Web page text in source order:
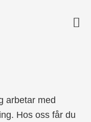
arbetar med
Hos oss får du